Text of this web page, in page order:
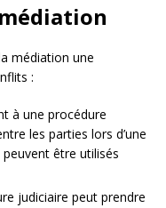
médiation une
:
à une procédure
les parties lors d’une
être utilisés
judiciaire peut prendre